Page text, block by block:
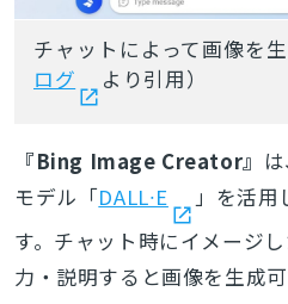
チャットによって画像を
ログ
より引用）
『Bing Image Creator』 は
モデル「DALL∙E
」を活用
す。チャット時にイメージ
力・説明すると画像を生成可